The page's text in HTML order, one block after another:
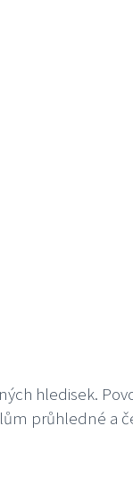
hledisek.
průhledné a